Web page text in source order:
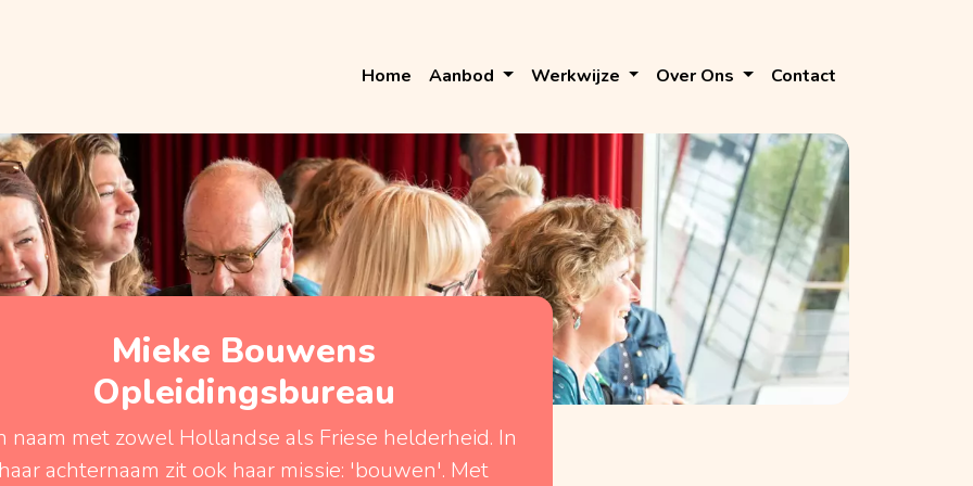
Home Aanbod Werkwijze Over Ons Contact
Mieke Bouwens
Opleidingsbureau
naam met zowel Hollandse als Friese helderheid. In
achternaam zit ook haar missie: 'bouwen'. Met